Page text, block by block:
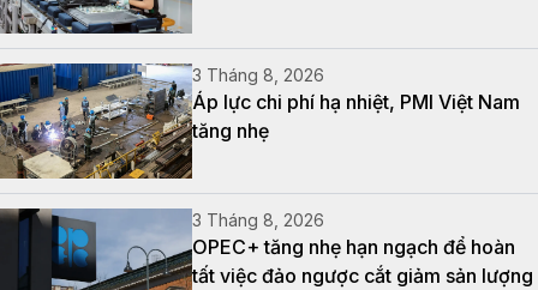
3 Tháng 8, 2026
Áp lực chi phí hạ nhiệt, PMI Việt Nam
tăng nhẹ
3 Tháng 8, 2026
OPEC+ tăng nhẹ hạn ngạch để hoàn
tất việc đảo ngược cắt giảm sản lượng